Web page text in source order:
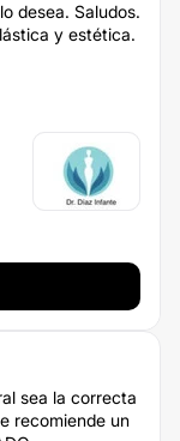
desea. Saludos.
y estética.
sea la correcta
recomiende un